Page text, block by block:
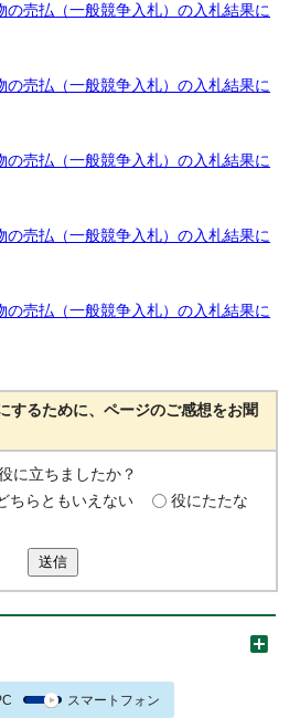
の売払（一般競争入札）の入札結果に
の売払（一般競争入札）の入札結果に
の売払（一般競争入札）の入札結果に
の売払（一般競争入札）の入札結果に
の売払（一般競争入札）の入札結果に
するために、ページのご感想をお聞
に立ちましたか？
ちらともいえない
役にたたな
送信
スマートフォン